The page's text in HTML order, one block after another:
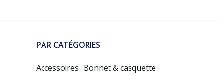
PAR CATÉGORIES
Accessoires Bonnet & casquette